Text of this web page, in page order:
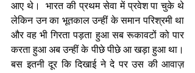
आए थे।  भारत की प्रथम सेवा में प्रवेश पा चुके थे
लेकिन उन का भूतकाल उन्हीं के समान परिश्रमी था
और वह भी गिरता पड़ता हुआ सब रूकावटों को पार
करता हुआ अब उन्हीं के पीछे पीछे आ खड़ा हुआ था।
बस इतनी दूर कि दिखाई ने दे पर उस की आवाज़